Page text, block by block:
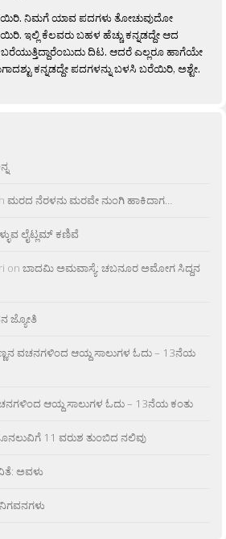
ನಿಮಗೆ ಯಾವ ಪದಗಳು ತೋಚುವುದೋ
ಇಲ್ಲಿ ಕೆಲವರು ಬಹಳ ಹೆಚ್ಚು ಕನ್ನಡದ್ದೇ ಆದ
ದಿಟ. ಆದರೆ ಎಲ್ಲರೂ ಹಾಗೆಯೇ
ಕನ್ನಡದ್ದೇ ಪದಗಳನ್ನು ಬಳಸಿ ಬರೆಯಿರಿ, ಅಶ್ಟೇ.
ಮರದ ನೆರಳನು ಮರವೇ ನುಂಗಿ ಹಾಕಿದಾಗ…
ಲೈಟ್ಲಮ್ ಕಣಿವೆ
on ಬಾದಮಿ ಅಮವಾಸ್ಯೆ: ಚಬನೂರ ಅಮೋಗ ಸಿದ್ದನ
ಜ್ಯೋತಿ
ವಚನಗಳಿಂದ ಆಯ್ದ ಸಾಲುಗಳ ಓದು – 13ನೆಯ
ಆಯ್ದ ಸಾಲುಗಳ ಓದು – 13ನೆಯ ಕಂತು
11 ವರುಶ ತುಂಬಿದ ನಲಿವು
ಅವಳು